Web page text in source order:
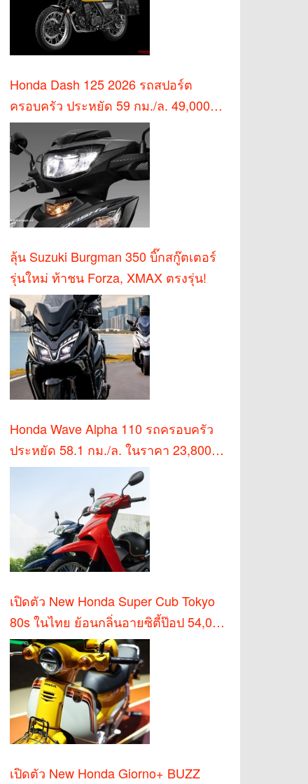
Honda Dash 125 2026 รถสปอร์ต
ครอบครัว ประหยัด 59 กม./ล. 49,000
บาท
ลุ้น Suzuki Burgman 350 บิ๊กสกู๊ตเตอร์
รุ่นใหม่ ท้าชน Forza, XMAX ตรงรุ่น!
Honda Wave Alpha 110 รถครอบครัว
ประหยัด 58.1 กม./ล. ในราคา 23,800
บาท
เปิดตัว New Honda Super Cub Tokyo
80s ในไทย ย้อนกลิ่นอายซิตี้ป๊อป 54,000
บาท
เปิดตัว New Honda Giorno+ BUZZ